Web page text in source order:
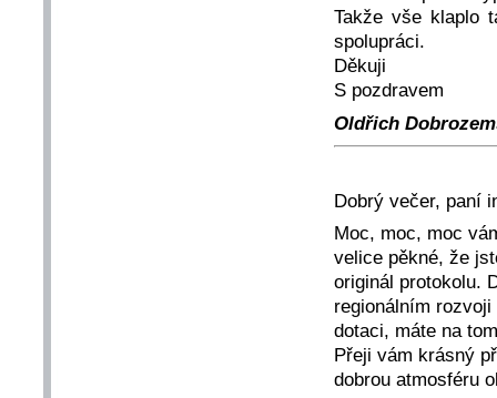
Takže vše klaplo
spolupráci.
Děkuji
S pozdravem
Oldřich
Dobrý večer, paní
Moc, moc, moc
velice pěkné, že
originál protokolu.
regionálním
dotaci, máte na
Přeji vám krásný
dobrou atmosféru